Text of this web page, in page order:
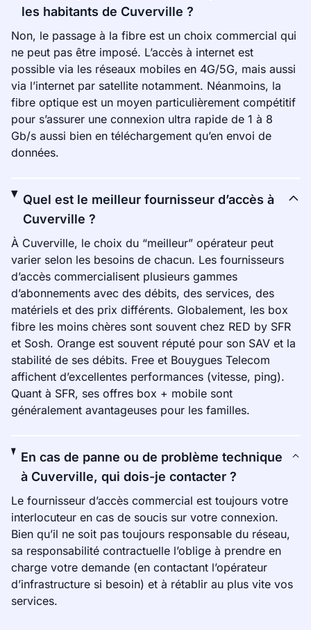
les habitants de Cuverville ?
Non, le passage à la fibre est un choix commercial qui
ne peut pas être imposé. L’accès à internet est
possible via les réseaux mobiles en 4G/5G, mais aussi
via l’internet par satellite notamment. Néanmoins, la
fibre optique est un moyen particulièrement compétitif
pour s’assurer une connexion ultra rapide de 1 à 8
Gb/s aussi bien en téléchargement qu’en envoi de
données.
Quel est le meilleur fournisseur d’accès à
Cuverville ?
À Cuverville, le choix du “meilleur” opérateur peut
varier selon les besoins de chacun. Les fournisseurs
d’accès commercialisent plusieurs gammes
d’abonnements avec des débits, des services, des
matériels et des prix différents. Globalement, les box
fibre les moins chères sont souvent chez RED by SFR
et Sosh. Orange est souvent réputé pour son SAV et la
stabilité de ses débits. Free et Bouygues Telecom
affichent d’excellentes performances (vitesse, ping).
Quant à SFR, ses offres box + mobile sont
généralement avantageuses pour les familles.
En cas de panne ou de problème technique
à Cuverville, qui dois-je contacter ?
Le fournisseur d’accès commercial est toujours votre
interlocuteur en cas de soucis sur votre connexion.
Bien qu’il ne soit pas toujours responsable du réseau,
sa responsabilité contractuelle l’oblige à prendre en
charge votre demande (en contactant l’opérateur
d’infrastructure si besoin) et à rétablir au plus vite vos
services.